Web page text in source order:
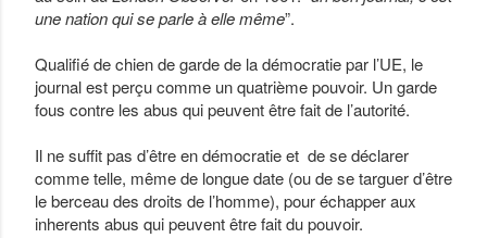
une nation qui se parle à elle même”.
Qualifié de chien de garde de la démocratie par l’UE, le
journal est perçu comme un quatrième pouvoir. Un garde
fous contre les abus qui peuvent être fait de l’autorité.
Il ne suffit pas d’être en démocratie et de se déclarer
comme telle, même de longue date (ou de se targuer d’être
le berceau des droits de l’homme), pour échapper aux
inherents abus qui peuvent être fait du pouvoir.